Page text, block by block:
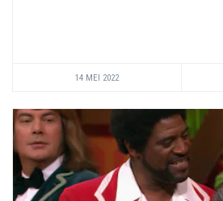
14 MEI 2022